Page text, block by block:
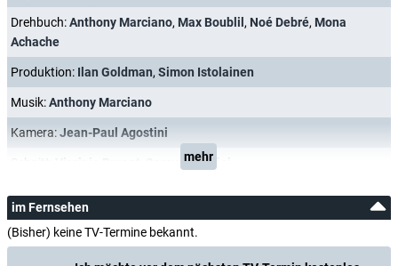
Drehbuch:Anthony Marciano, Max Boublil , Noé Debré, Mona
Achache
Produktion: Ilan Goldman, Simon Istolainen
Musik:Anthony Marciano
Kamera:Jean-Paul Agostini
Samuel Danési
mehr
im Fernsehen
(Bisher) keine TV-Termine bekannt.